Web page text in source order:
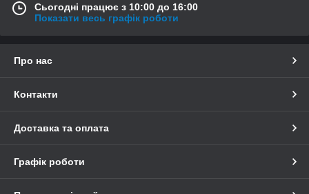
Сьогодні працює з 10:00 до 16:00
Показати весь графік роботи
Про нас
Контакти
Доставка та оплата
Графік роботи